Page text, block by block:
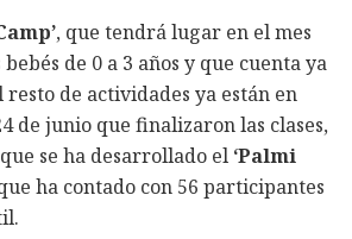
, que tendrá lugar en el mes
de 0 a 3 años y que cuenta ya
resto de actividades ya están en
de junio que finalizaron las clases,
se ha desarrollado el ‘Palmi
ha contado con 56 participantes